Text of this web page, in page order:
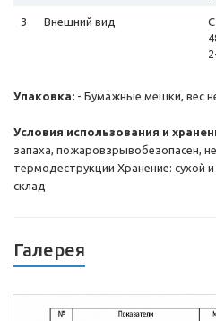
3 Внешний вид
Упаковка: - Бумажные мешки, вес
Условия использования и
запаха, пожаровзрывобезопасен,
термодеструкции Хранение: сухой
склад
Галерея